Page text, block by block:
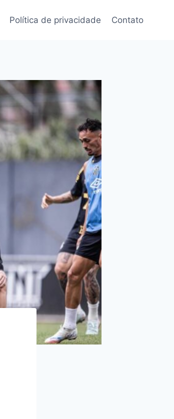
Política de privacidade Contato